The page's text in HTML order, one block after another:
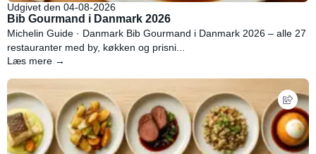
Udgivet den 04-08-2026
Bib Gourmand i Danmark 2026
Michelin Guide · Danmark Bib Gourmand i Danmark 2026 – alle 27
restauranter med by, køkken og prisni...
Læs mere →